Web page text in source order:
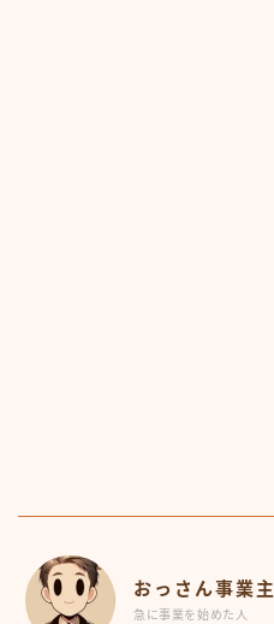
おっさん事業主
急に事業を始めた人